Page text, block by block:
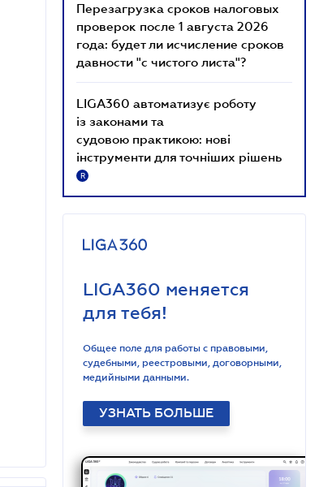
Перезагрузка сроков налоговых
проверок после 1 августа 2026
года: будет ли исчисление сроков
давности "с чистого листа"?
LIGA360 автоматизує роботу
із законами та
судовою практикою: нові
інструменти для точніших рішень
R
LIGA360 меняется
для тебя!
Общее поле для работы с правовыми,
судебными, реестровыми, договорными,
медийными данными.
УЗНАТЬ БОЛЬШЕ